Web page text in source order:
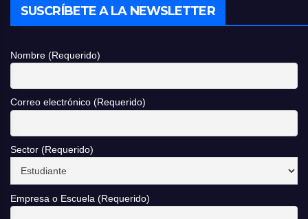
SUSCRÍBETE A LA NEWSLETTER
Nombre (Requerido)
Correo electrónico (Requerido)
Sector (Requerido)
Empresa o Escuela (Requerido)